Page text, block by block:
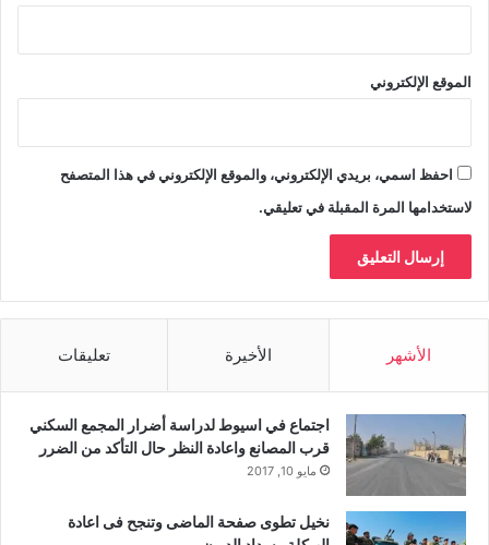
الموقع الإلكتروني
احفظ اسمي، بريدي الإلكتروني، والموقع الإلكتروني في هذا المتصفح
لاستخدامها المرة المقبلة في تعليقي.
الأشهر الأخيرة تعليقات
اجتماع في اسيوط لدراسة أضرار المجمع السكني
قرب المصانع واعادة النظر حال التأكد من الضرر
مايو 10, 2017
نخيل تطوى صفحة الماضى وتنجح فى اعادة